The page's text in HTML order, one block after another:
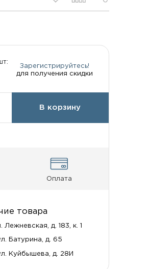
Зарегистрируйтесь!
для получения скидки
В корзину
Оплата
товара
Лежневская, д. 183, к. 1
Батурина, д. 65
Куйбышева, д. 28И